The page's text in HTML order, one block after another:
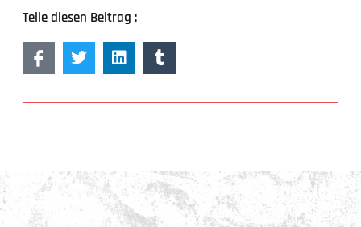
Teile diesen Beitrag :